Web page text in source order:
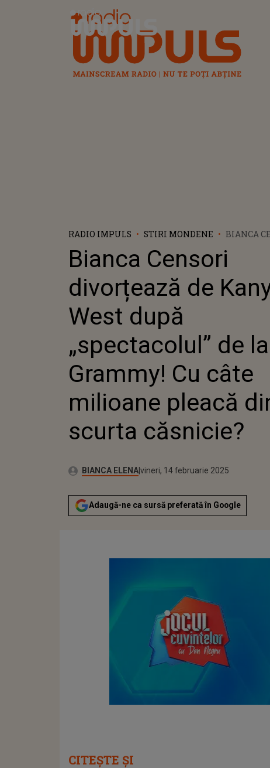
Radio Impuls
RADIO IMPULS STIRI MONDENE
BIANCA
WEST
GRAMMY!
MILIOANE
SCURTA
Bianca Censori
divorțează de
West după
„spectacolul” de la
Grammy! Cu câte
milioane pleacă
scurta căsnicie?
Autor:BIANCA ELENAPublicat:
vineri, 14 februarie 2025
Actualizat:
vineri, 14 februarie 2025
Adaugă-ne ca sursă preferată în Google
CITEȘTE ȘI